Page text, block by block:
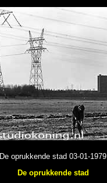
De oprukkende stad 03-01-1979
De oprukkende stad